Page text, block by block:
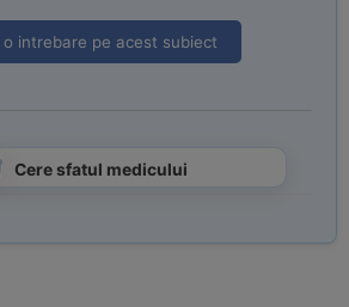
o intrebare pe acest subiect
Cere sfatul medicului